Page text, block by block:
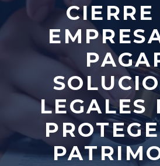
CIERRE
LEGALES